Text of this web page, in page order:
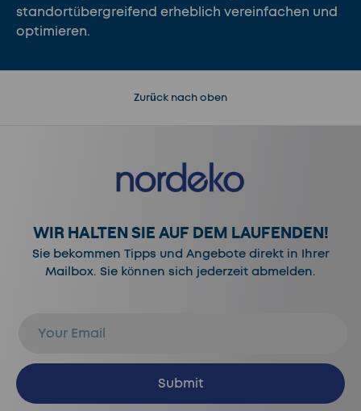
standortübergreifend erheblich vereinfachen und
optimieren.
Zurück nach oben
WIR HALTEN SIE AUF DEM LAUFENDEN!
Sie bekommen Tipps und Angebote direkt in Ihrer
Mailbox. Sie können sich jederzeit abmelden.
Abonnieren
Submit